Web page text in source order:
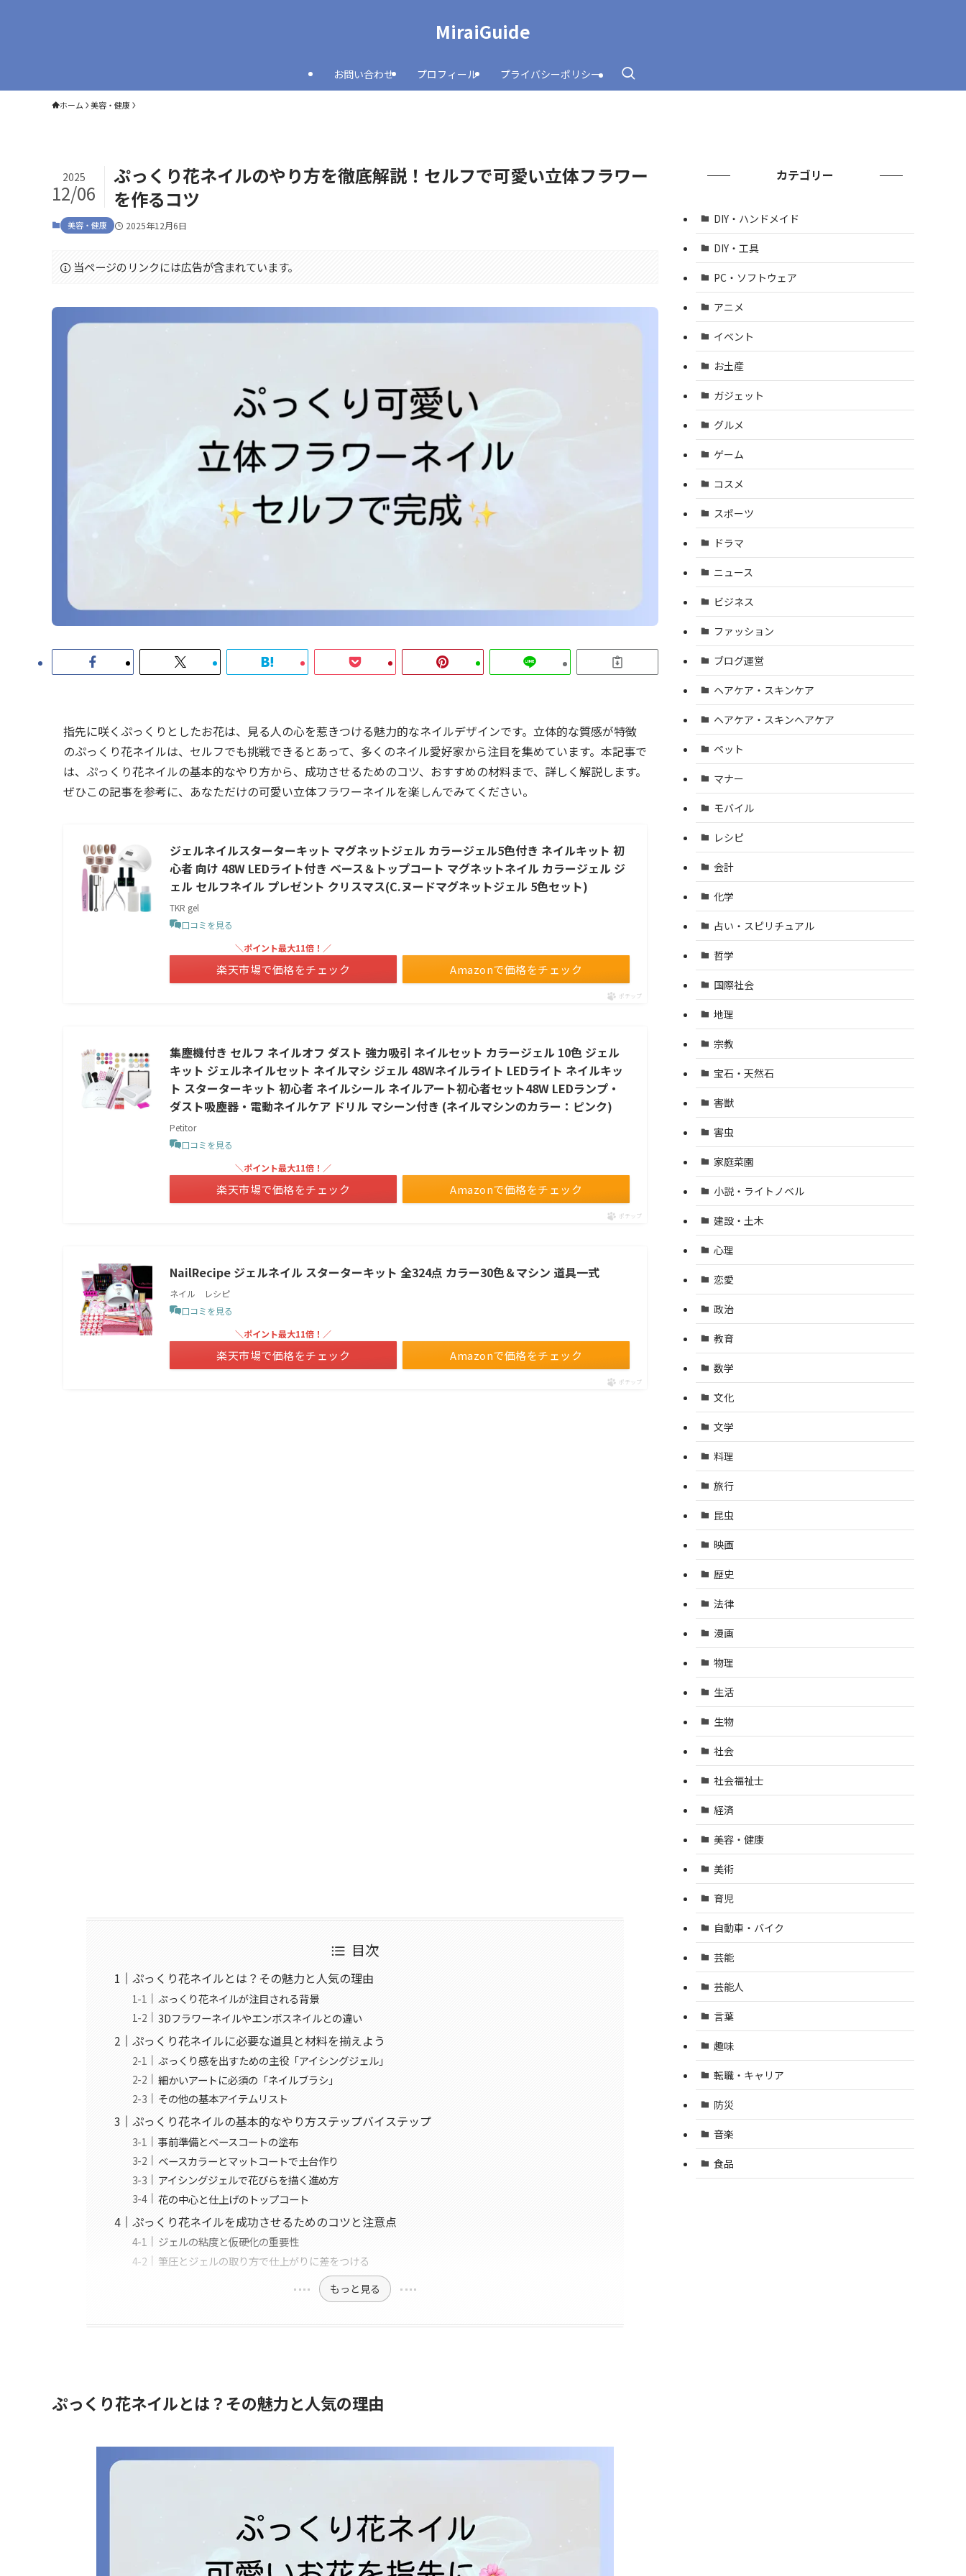
MiraiGuide
お問い合わせ プロフィール プライバシーポリシー
ホーム 美容・健康
ぷっくり花ネイルのやり方を徹底解説！セルフで可愛い立体フラワー
を作るコツ
2025
12/06
美容・健康 2025年12月6日
当ページのリンクには広告が含まれています。
指先に咲くぷっくりとしたお花は、見る人の心を惹きつける魅力的なネイルデザインです。立体的な質感が特徴
のぷっくり花ネイルは、セルフでも挑戦できるとあって、多くのネイル愛好家から注目を集めています。本記事で
は、ぷっくり花ネイルの基本的なやり方から、成功させるためのコツ、おすすめの材料まで、詳しく解説します。
ぜひこの記事を参考に、あなただけの可愛い立体フラワーネイルを楽しんでみてください。
ジェルネイルスターターキット マグネットジェル カラージェル5色付き ネイルキット 初
心者 向け 48W LEDライト付き ベース＆トップコート マグネットネイル カラージェル ジ
ェル セルフネイル プレゼント クリスマス(C.ヌードマグネットジェル 5色セット)
TKR gel
口コミを見る
Amazonで価格をチェック
＼ポイント最大11倍！／
楽天市場で価格をチェック
ポチップ
集塵機付き セルフ ネイルオフ ダスト 強力吸引 ネイルセット カラージェル 10色 ジェル
キット ジェルネイルセット ネイルマシ ジェル 48Wネイルライト LEDライト ネイルキッ
ト スターターキット 初心者 ネイルシール ネイルアート初心者セット48W LEDランプ・
ダスト吸塵器・電動ネイルケア ドリル マシーン付き (ネイルマシンのカラー：ピンク)
Petitor
口コミを見る
Amazonで価格をチェック
＼ポイント最大11倍！／
楽天市場で価格をチェック
ポチップ
NailRecipe ジェルネイル スターターキット 全324点 カラー30色＆マシン 道具一式
ネイル レシピ
口コミを見る
Amazonで価格をチェック
＼ポイント最大11倍！／
楽天市場で価格をチェック
ポチップ
目次
ぷっくり花ネイルとは？その魅力と人気の理由
ぷっくり花ネイルが注目される背景
3Dフラワーネイルやエンボスネイルとの違い
ぷっくり花ネイルに必要な道具と材料を揃えよう
ぷっくり感を出すための主役「アイシングジェル」
細かいアートに必須の「ネイルブラシ」
その他の基本アイテムリスト
ぷっくり花ネイルの基本的なやり方ステップバイステップ
事前準備とベースコートの塗布
ベースカラーとマットコートで土台作り
アイシングジェルで花びらを描く進め方
花の中心と仕上げのトップコート
ぷっくり花ネイルを成功させるためのコツと注意点
ジェルの粘度と仮硬化の重要性
筆圧とジェルの取り方で仕上がりに差をつける
もっと見る
ぷっくり花ネイルとは？その魅力と人気の理由
カテゴリー
DIY・ハンドメイド
DIY・工具
PC・ソフトウェア
アニメ
イベント
お土産
ガジェット
グルメ
ゲーム
コスメ
スポーツ
ドラマ
ニュース
ビジネス
ファッション
ブログ運営
ヘアケア・スキンケア
ヘアケア・スキンヘアケア
ペット
マナー
モバイル
レシピ
会計
化学
占い・スピリチュアル
哲学
国際社会
地理
宗教
宝石・天然石
害獣
害虫
家庭菜園
小説・ライトノベル
建設・土木
心理
恋愛
政治
教育
数学
文化
文学
料理
旅行
昆虫
映画
歴史
法律
漫画
物理
生活
生物
社会
社会福祉士
経済
美容・健康
美術
育児
自動車・バイク
芸能
芸能人
言葉
趣味
転職・キャリア
防災
音楽
食品